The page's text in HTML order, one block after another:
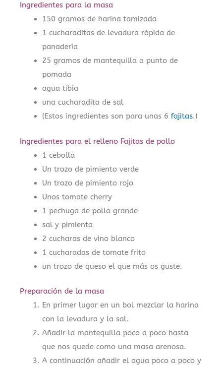
Ingredientes para la masa
150 gramos de harina tamizada
1 cucharaditas de levadura rápida de
panadería
25 gramos de mantequilla a punto de
pomada
agua tibia
una cucharadita de sal
(Estos ingredientes son para unas 6fajitas.)
Ingredientes para el relleno Fajitas de pollo
1 cebolla
Un trozo de pimiento verde
Un trozo de pimiento rojo
Unos tomate cherry
1 pechuga de pollo grande
sal y pimienta
2 cucharas de vino blanco
1 cucharadas de tomate frito
un trozo de queso el que más os guste.
Preparación de la masa
En primer lugar en un bol mezclar la harina
con la levadura y la sal.
Añadir la mantequilla poco a poco hasta
que nos quede como una masa arenosa.
A continuación añadir el agua poco a poco y